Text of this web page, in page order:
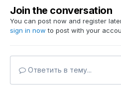
Join the conversation
You can post now and register
sign in now to post with your
Ответить в тему...